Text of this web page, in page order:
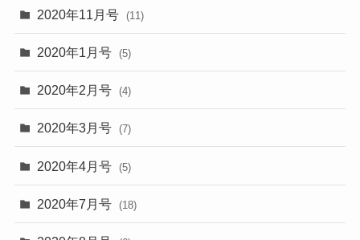
2020年11月号 (11)
2020年1月号 (5)
2020年2月号 (4)
2020年3月号 (7)
2020年4月号 (5)
2020年7月号 (18)